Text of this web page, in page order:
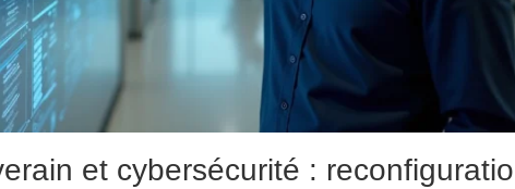
et cybersécurité :